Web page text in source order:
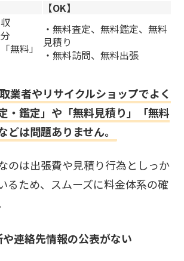
【OK】
無料」
・無料査定、無料鑑定、無料
見積り
・無料訪問、無料出張
業者やリサイクルショップでよく
・鑑定」や「無料見積り」「無料
どは問題ありません。
のは出張費や見積り行為としっか
るため、スムーズに料金体系の確
連絡先情報の公表がない